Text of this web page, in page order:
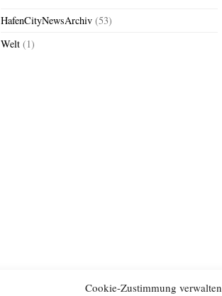
Cookie-Zustimmung verwalten
HafenCityNewsArchiv (53)
Welt (1)